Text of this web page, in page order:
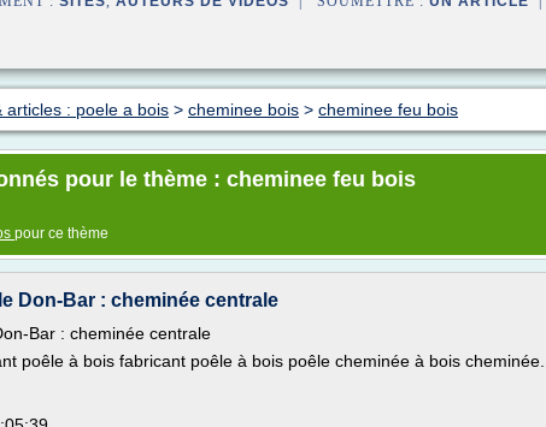
articles : poele a bois > cheminee bois > cheminee feu bois
pour le thème : cheminee feu bois
pour ce thème
Don-Bar : cheminée centrale
Bar : cheminée centrale
poêle à bois fabricant poêle à bois poêle cheminée à bois cheminée...